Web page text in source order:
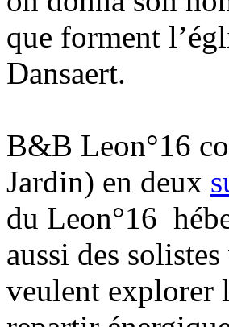
que forment
Dansaert.
B&B Leon°16
Jardin) en deux
du Leon°16
aussi des
veulent explorer